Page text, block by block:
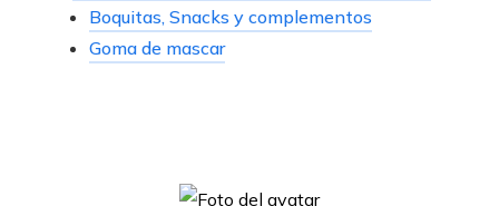
Boquitas, Snacks y complementos
Goma de mascar